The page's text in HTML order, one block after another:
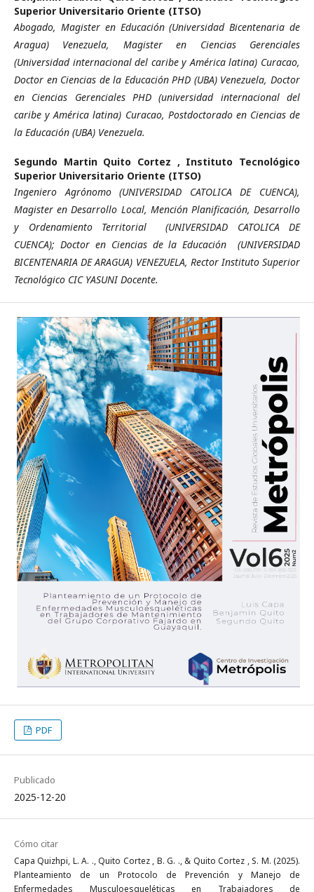
Superior Universitario Oriente (ITSO)
Abogado, Magister en Educación (Universidad Bicentenaria de
Aragua) Venezuela, Magister en Ciencias Gerenciales
(Universidad internacional del caribe y América latina) Curacao,
Doctor en Ciencias de la Educación PHD (UBA) Venezuela, Doctor
en Ciencias Gerenciales PHD (universidad internacional del
caribe y América latina) Curacao, Postdoctorado en Ciencias de
la Educación (UBA) Venezuela.
Segundo Martin Quito Cortez , Instituto Tecnológico
Superior Universitario Oriente (ITSO)
Ingeniero Agrónomo (UNIVERSIDAD CATOLICA DE CUENCA),
Magister en Desarrollo Local, Mención Planificación, Desarrollo
y Ordenamiento Territorial (UNIVERSIDAD CATOLICA DE
CUENCA); Doctor en Ciencias de la Educación (UNIVERSIDAD
BICENTENARIA DE ARAGUA) VENEZUELA, Rector Instituto Superior
Tecnológico CIC YASUNI Docente.
PDF
Publicado
2025-12-20
Cómo citar
Capa Quizhpi, L. A. ., Quito Cortez , B. G. ., & Quito Cortez , S. M. (2025).
Planteamiento de un Protocolo de Prevención y Manejo de
Enfermedades Musculoesqueléticas en Trabajadores de